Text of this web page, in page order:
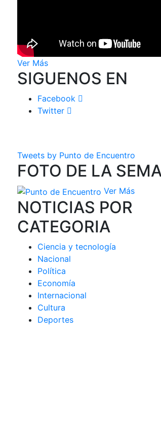
Ver Más
SIGUENOS EN
Facebook
Twitter
Tweets by Punto de Encuentro
FOTO DE LA
Ver Más
NOTICIAS POR
CATEGORIA
Ciencia y tecnología
Nacional
Política
Economía
Internacional
Cultura
Deportes